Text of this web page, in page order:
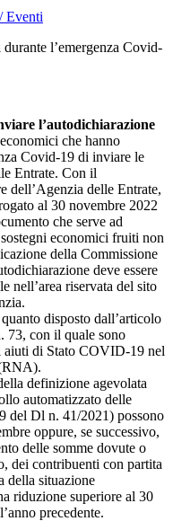
Eventi
l’emergenza Covid-
l’autodichiarazione
che hanno
Covid-19 di inviare le
Entrate. Con il
dell’Agenzia delle Entrate,
al 30 novembre 2022
che serve ad
economici fruiti non
della Commissione
deve essere
nell’area riservata del sito
disposto dall’articolo
73, con il quale sono
aiuti di Stato COVID-19 nel
definizione agevolata
automatizzato delle
del Dl n. 41/2021) possono
oppure, se successivo,
delle somme dovute o
dei contribuenti con partita
della situazione
riduzione superiore al 30
precedente.